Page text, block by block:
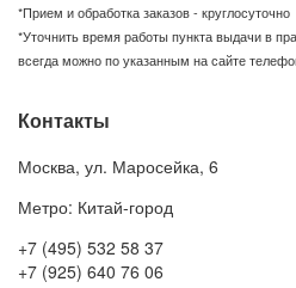
*Прием и обработка заказов - круглосуточно
*Уточнить время работы пункта выдачи в
всегда можно по указанным на сайте
Контакты
Москва, ул. Маросейка, 6
Метро: Китай-город
+7 (495) 532 58 37
+7 (925) 640 76 06